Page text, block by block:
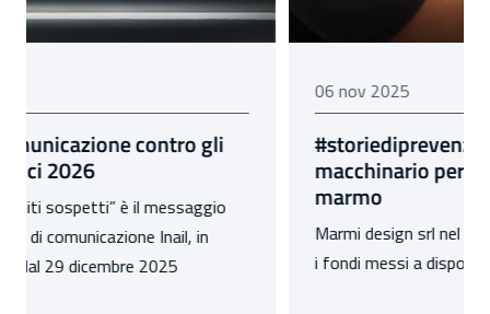
#storiediprevenzione: a Tivoli un nuovo
macchinario per la lavorazione del
marmo
Marmi design srl nel 2022 partecipa al bando Isi, con
i fondi messi a disposizione da Inail